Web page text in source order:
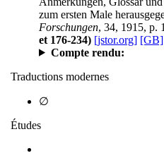
zum ersten Male
Forschungen, 34, 1915, p.
et 176-234) [jstor.org] [GB]
Compte rendu:
Traductions modernes
∅
Études